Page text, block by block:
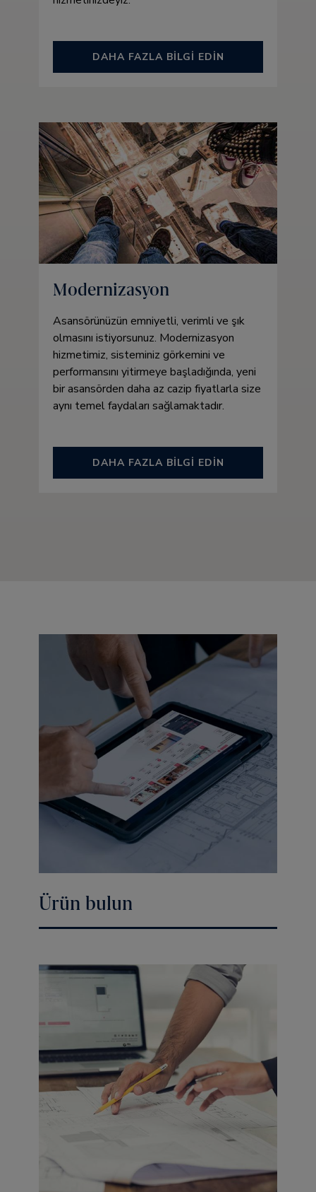
DAHA FAZLA BİLGİ EDİN
Modernizasyon
Asansörünüzün emniyetli, verimli ve şık
olmasını istiyorsunuz. Modernizasyon
hizmetimiz, sisteminiz görkemini ve
performansını yitirmeye başladığında, yeni
bir asansörden daha az cazip fiyatlarla size
aynı temel faydaları sağlamaktadır.
DAHA FAZLA BİLGİ EDİN
Ürün bulun